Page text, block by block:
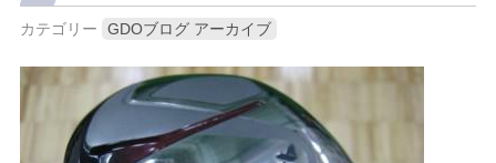
カテゴリー GDOブログ アーカイブ